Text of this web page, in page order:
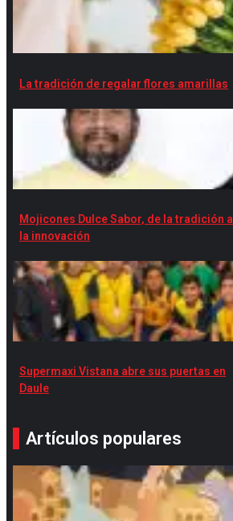
La tradición de regalar flores amarillas
Mojicones Dulce Sabor, de la tradición a
la innovación
Supermaxi Vistana abre sus puertas en
Daule
Artículos populares